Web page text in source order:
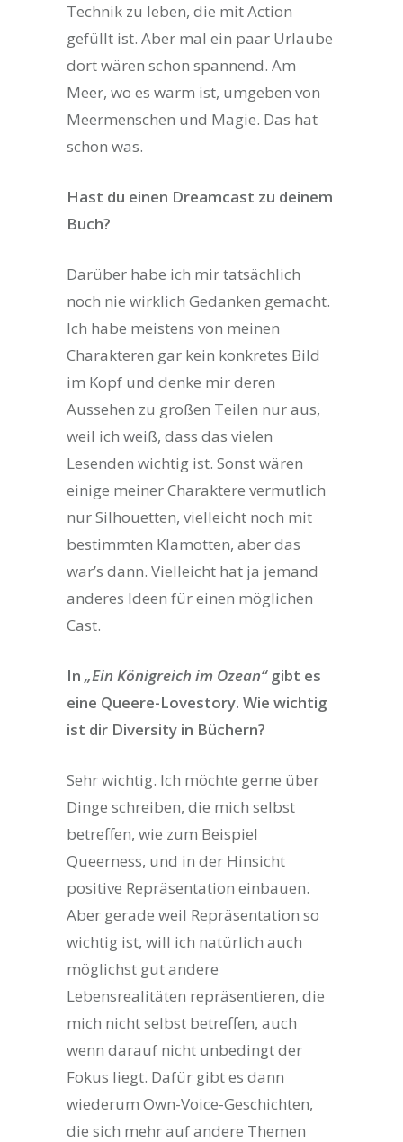
Technik zu leben, die mit Action
gefüllt ist. Aber mal ein paar Urlaube
dort wären schon spannend. Am
Meer, wo es warm ist, umgeben von
Meermenschen und Magie. Das hat
schon was.
Hast du einen Dreamcast zu deinem
Buch?
Darüber habe ich mir tatsächlich
noch nie wirklich Gedanken gemacht.
Ich habe meistens von meinen
Charakteren gar kein konkretes Bild
im Kopf und denke mir deren
Aussehen zu großen Teilen nur aus,
weil ich weiß, dass das vielen
Lesenden wichtig ist. Sonst wären
einige meiner Charaktere vermutlich
nur Silhouetten, vielleicht noch mit
bestimmten Klamotten, aber das
war’s dann. Vielleicht hat ja jemand
anderes Ideen für einen möglichen
Cast.
In „Ein Königreich im Ozean“gibt es
eine Queere-Lovestory. Wie wichtig
ist dir Diversity in Büchern?
Sehr wichtig. Ich möchte gerne über
Dinge schreiben, die mich selbst
betreffen, wie zum Beispiel
Queerness, und in der Hinsicht
positive Repräsentation einbauen.
Aber gerade weil Repräsentation so
wichtig ist, will ich natürlich auch
möglichst gut andere
Lebensrealitäten repräsentieren, die
mich nicht selbst betreffen, auch
wenn darauf nicht unbedingt der
Fokus liegt. Dafür gibt es dann
wiederum Own-Voice-Geschichten,
die sich mehr auf andere Themen